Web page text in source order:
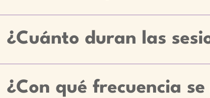
¿Cuánto duran las
¿Con qué frecuencia